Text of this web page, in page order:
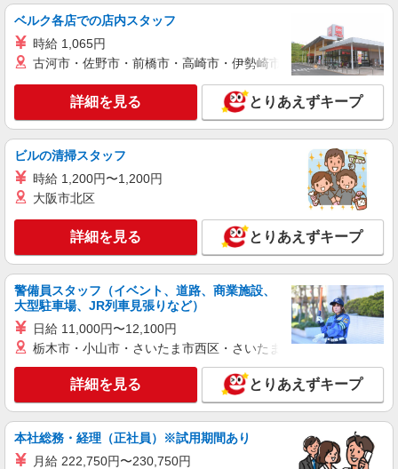
ベルク各店での店内スタッフ
時給 1,065円
古河市・佐野市・前橋市・高崎市・伊勢崎市・太田市・館林市
詳細を見る とりあえずキープ
ビルの清掃スタッフ
時給 1,200円〜1,200円
大阪市北区
詳細を見る とりあえずキープ
警備員スタッフ（イベント、道路、商業施設、
大型駐車場、JR列車見張りなど）
日給 11,000円〜12,100円
栃木市・小山市・さいたま市西区・さいたま市岩槻区・久喜市・
詳細を見る とりあえずキープ
本社総務・経理（正社員）※試用期間あり
月給 222,750円〜230,750円